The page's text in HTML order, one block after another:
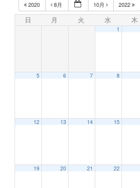
2020 8月 10月 2022
日 月 火 水 木
1
5 6 7 8
12 13 14 15
19 20 21 22
2:00 AM